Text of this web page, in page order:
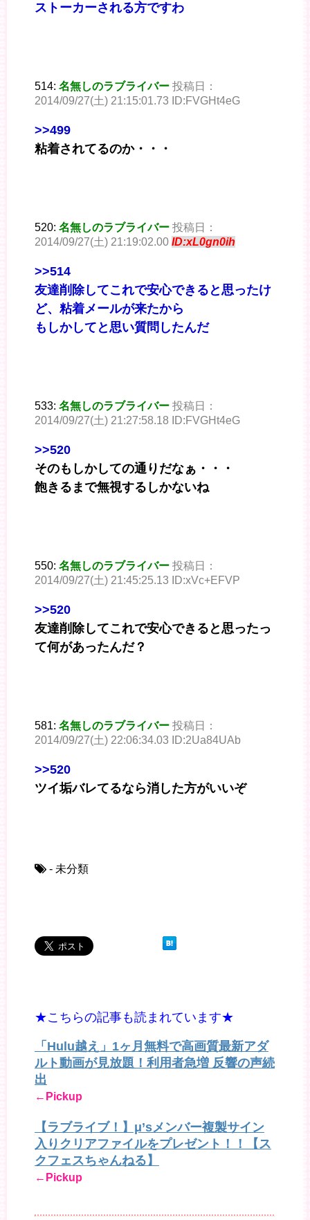
ストーカーされる方ですわ
514: 名無しのラブライバー 投稿日：
2014/09/27(土) 21:15:01.73 ID:FVGHt4eG
>>499
粘着されてるのか・・・
520: 名無しのラブライバー 投稿日：
2014/09/27(土) 21:19:02.00 ID:xL0gn0ih
>>514
友達削除してこれで安心できると思ったけ
ど、粘着メールが来たから
もしかしてと思い質問したんだ
533: 名無しのラブライバー 投稿日：
2014/09/27(土) 21:27:58.18 ID:FVGHt4eG
>>520
そのもしかしての通りだなぁ・・・
飽きるまで無視するしかないね
550: 名無しのラブライバー 投稿日：
2014/09/27(土) 21:45:25.13 ID:xVc+EFVP
>>520
友達削除してこれで安心できると思ったっ
て何があったんだ？
581: 名無しのラブライバー 投稿日：
2014/09/27(土) 22:06:34.03 ID:2Ua84UAb
>>520
ツイ垢バレてるなら消した方がいいぞ
- 未分類
★こちらの記事も読まれています★
「Hulu越え」1ヶ月無料で高画質最新アダ
ルト動画が見放題！利用者急増 反響の声続
出
←Pickup
【ラブライブ！】μ’sメンバー複製サイン
入りクリアファイルをプレゼント！！【ス
クフェスちゃんねる】
←Pickup